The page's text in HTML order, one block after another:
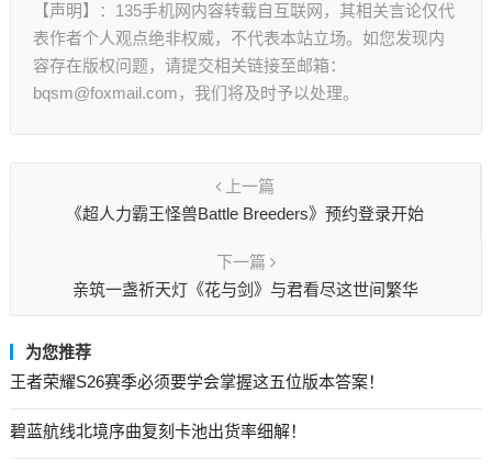
【声明】：135手机网内容转载自互联网，其相关言论仅代
表作者个人观点绝非权威，不代表本站立场。如您发现内
容存在版权问题，请提交相关链接至邮箱：
bqsm@foxmail.com，我们将及时予以处理。
上一篇
《超人力霸王怪兽Battle Breeders》预约登录开始
下一篇
亲筑一盏祈天灯《花与剑》与君看尽这世间繁华
为您推荐
王者荣耀S26赛季必须要学会掌握这五位版本答案！
碧蓝航线北境序曲复刻卡池出货率细解！